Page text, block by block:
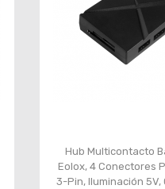
Hub Multicontacto
Eolox, 4 Conectores
3-Pin, Iluminación